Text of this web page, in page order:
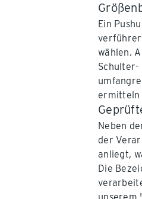
Ein
wählen.
Schulter-
ermitteln
Neben
der
anliegt,
Die